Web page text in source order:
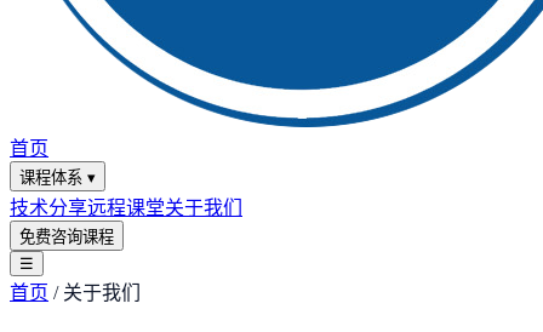
首页
课程体系 ▾
技术分享远程课堂关于我们
免费咨询课程
☰
首页 / 关于我们